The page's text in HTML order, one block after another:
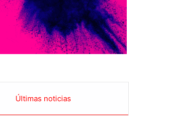
Últimas noticias